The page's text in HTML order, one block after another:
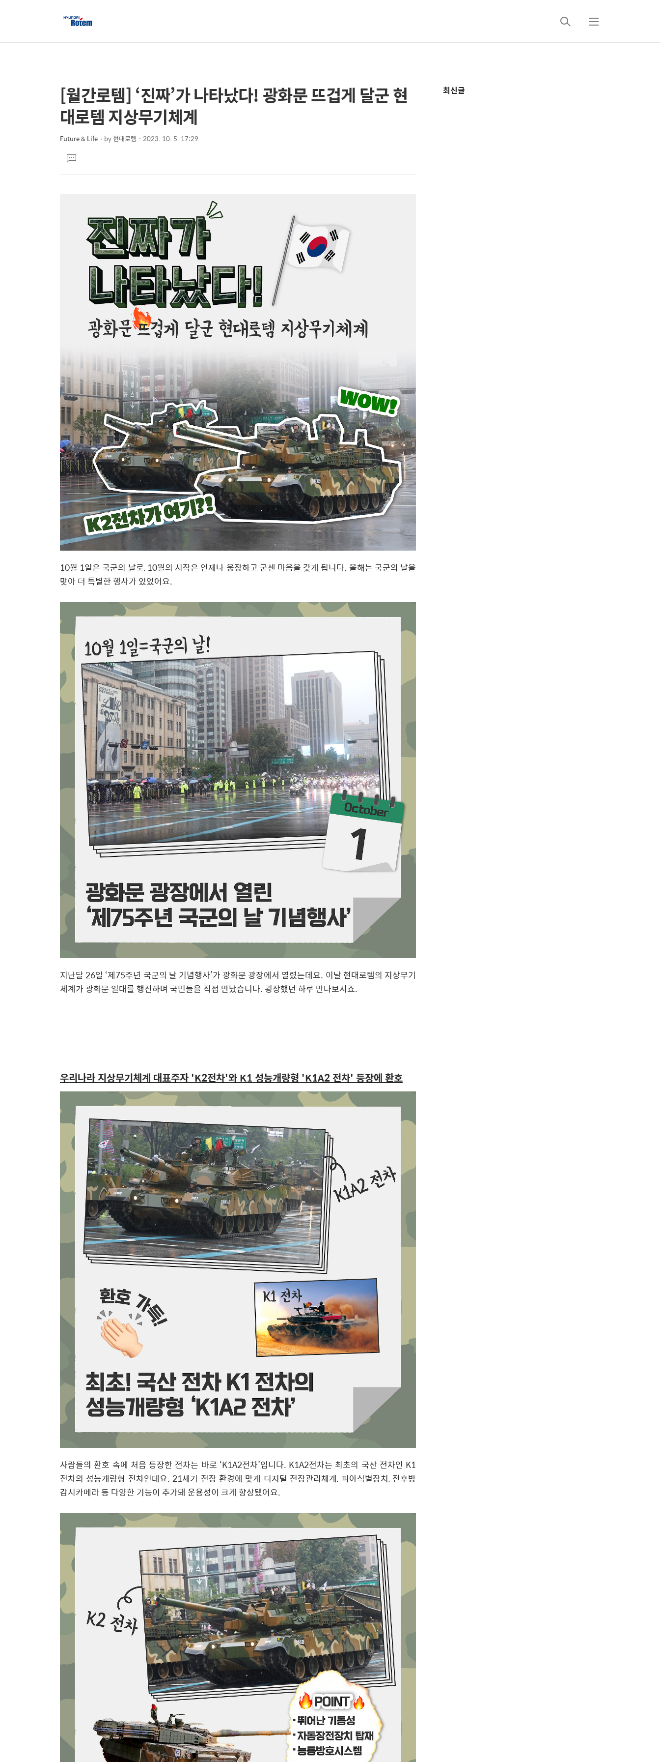
검
메
상
세
컨
텐
본
문
제
[월간로템] ‘진짜’가 나타났다! 광화문 뜨겁게 달군 현
대로템 지상무기체계
Future & Life by현대로템 2023. 10. 5. 17:29
문댓
글
10월 1일은 국군의 날로, 10월의 시작은 언제나 웅장하고 굳센 마음을 갖게 됩니다. 올해는 국군의 날을
맞아 더 특별한 행사가 있었어요.
지난달 26일 ‘제75주년 국군의 날 기념행사’가 광화문 광장에서 열렸는데요. 이날 현대로템의 지상무기
체계가 광화문 일대를 행진하며 국민들을 직접 만났습니다. 굉장했던 하루 만나보시죠.
우리나라 지상무기체계 대표주자 'K2전차'와K1 성능개량형 'K1A2 전차' 등장에 환호
사람들의 환호 속에 처음 등장한 전차는 바로 ‘K1A2전차’입니다. K1A2전차는 최초의 국산 전차인 K1
전차의 성능개량형 전차인데요. 21세기 전장 환경에 맞게 디지털 전장관리체계, 피아식별장치, 전후방
감시카메라 등 다양한 기능이 추가돼 운용성이 크게 향상됐어요.
추
최신글